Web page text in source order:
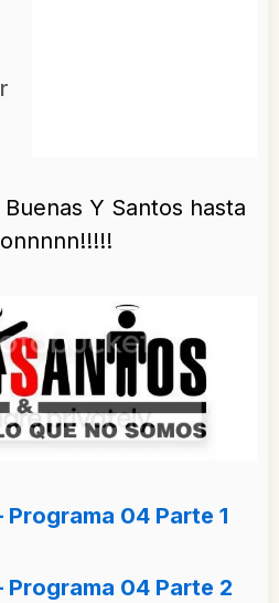
Y Santos hasta
Programa 04 Parte 1
Programa 04 Parte 2